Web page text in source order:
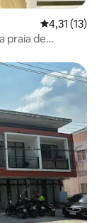
4,31 de uma
4,31 (13)
praia de